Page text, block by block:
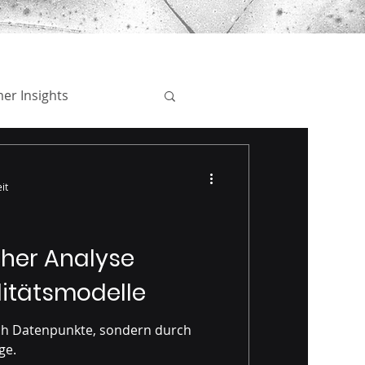
Insights
Analyse
Datenpunkte, sondern durch